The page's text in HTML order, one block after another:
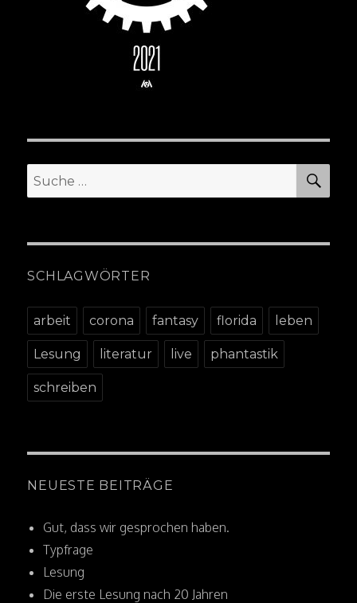
Suche
nach:
SCHLAGWÖRTER
arbeit corona fantasy florida leben
Lesung literatur live phantastik
schreiben
NEUESTE BEITRÄGE
Gut, dass wir gesprochen haben.
Typfrage
Lesung
Die erste Lesung nach 20 Jahren